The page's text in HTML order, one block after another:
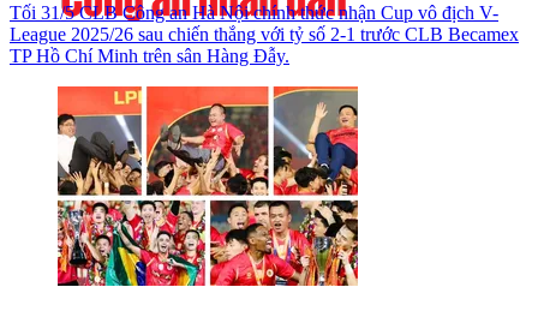
Tối 31/5 CLB Công an Hà Nội chính thức nhận Cup vô địch V-
League 2025/26 sau chiến thắng với tỷ số 2-1 trước CLB Becamex
TP Hồ Chí Minh trên sân Hàng Đẫy.